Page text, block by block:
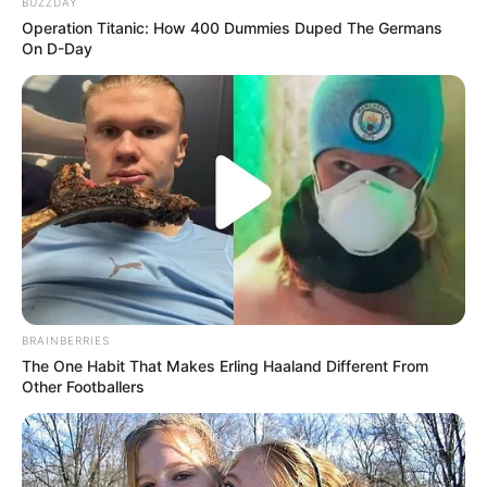
Biodata & Profil
Nama Lengkap: Bayu Eko Moektito
Nama Panggung: Bayu Skak
Nama Panggilan: Bayu
Tempat Tanggal Lahir: Malang, Jawa Timur, 13 November
1993
Kewarganegaraan: Indonesia
Agama: Islam
Profesi: Komedian, YouTuber, Aktor
Hobi: Nge-vlog
Facebook: –
X:@Moektito
BUZZDAY
Operation Titanic: How 400 Dummies Duped The Germans
On D-Day
BRAINBERRIES
The One Habit That Makes Erling Haaland Different From
Other Footballers